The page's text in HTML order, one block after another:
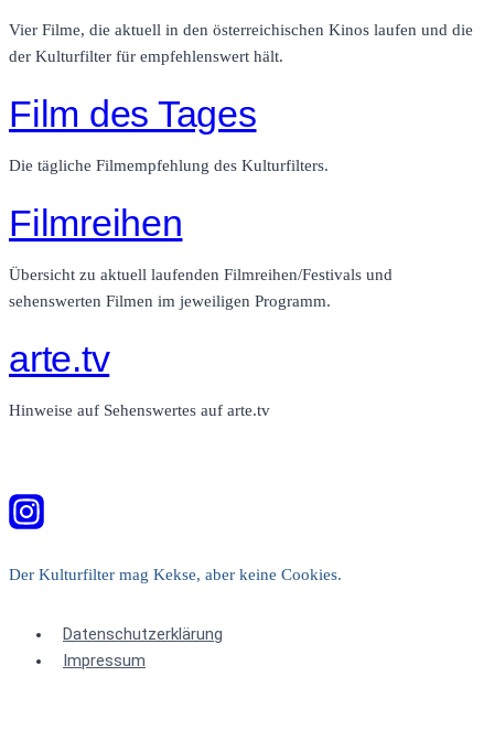
Vier Filme, die aktuell in den österreichischen Kinos laufen und die
der Kulturfilter für empfehlenswert hält.
Film des Tages
Die tägliche Filmempfehlung des Kulturfilters.
Filmreihen
Übersicht zu aktuell laufenden Filmreihen/Festivals und
sehenswerten Filmen im jeweiligen Programm.
arte.tv
Hinweise auf Sehenswertes auf arte.tv
Der Kulturfilter mag Kekse, aber keine Cookies.
Datenschutzerklärung
Impressum